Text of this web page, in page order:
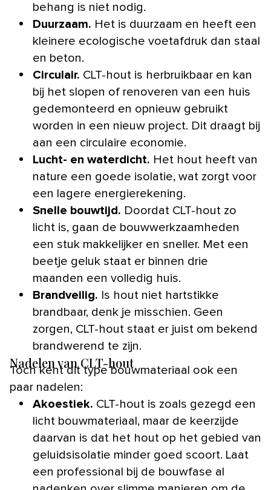
behang is niet nodig.
Duurzaam. Het is duurzaam en heeft een
kleinere ecologische voetafdruk dan staal
en beton.
Circulair. CLT-hout is herbruikbaar en kan
bij het slopen of renoveren van een huis
gedemonteerd en opnieuw gebruikt
worden in een nieuw project. Dit draagt bij
aan een circulaire economie.
Lucht- en waterdicht. Het hout heeft van
nature een goede isolatie, wat zorgt voor
een lagere energierekening.
Snelle bouwtijd. Doordat CLT-hout zo
licht is, gaan de bouwwerkzaamheden
een stuk makkelijker en sneller. Met een
beetje geluk staat er binnen drie
maanden een volledig huis.
Brandveilig. Is hout niet hartstikke
brandbaar, denk je misschien. Geen
zorgen, CLT-hout staat er juist om bekend
brandwerend te zijn.
Nadelen van CLT-hout
Toch kent dit type bouwmateriaal ook een
paar nadelen:
Akoestiek. CLT-hout is zoals gezegd een
licht bouwmateriaal, maar de keerzijde
daarvan is dat het hout op het gebied van
geluidsisolatie minder goed scoort. Laat
een professional bij de bouwfase al